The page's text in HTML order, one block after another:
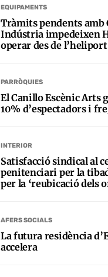
EQUIPAMENTS
Tràmits pendents amb
Indústria impedeixen
operar des de
PARRÒQUIES
El Canillo Escènic Arts
10% d’espectadors i
INTERIOR
Satisfacció sindical al
penitenciari per la
per la ‘reubicació dels
AFERS SOCIALS
La futura residència
accelera